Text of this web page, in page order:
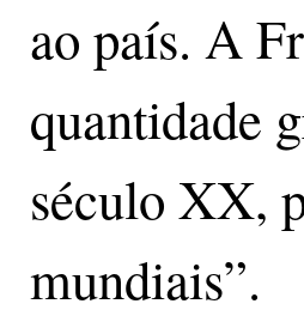
ao país. A
quantidade
século XX,
mundiais”.